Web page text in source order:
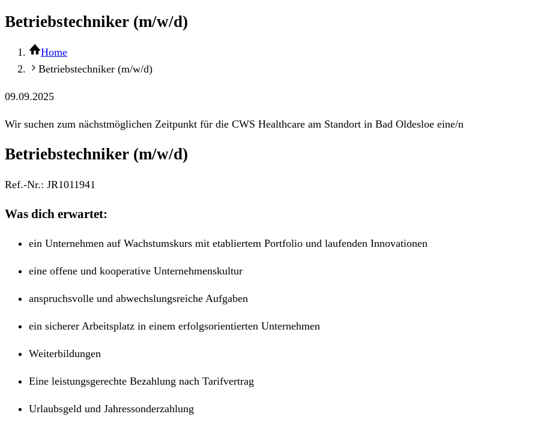
Betriebstechniker (m/w/d)
Home
Betriebstechniker (m/w/d)
09.09.2025
Wir suchen zum nächstmöglichen Zeitpunkt für die CWS Healthcare am Standort in Bad Oldesloe eine/n
Betriebstechniker (m/w/d)
Ref.-Nr.: JR1011941
Was dich erwartet:
ein Unternehmen auf Wachstumskurs mit etabliertem Portfolio und laufenden Innovationen
eine offene und kooperative Unternehmenskultur
anspruchsvolle und abwechslungsreiche Aufgaben
ein sicherer Arbeitsplatz in einem erfolgsorientierten Unternehmen
Weiterbildungen
Eine leistungsgerechte Bezahlung nach Tarifvertrag
Urlaubsgeld und Jahressonderzahlung